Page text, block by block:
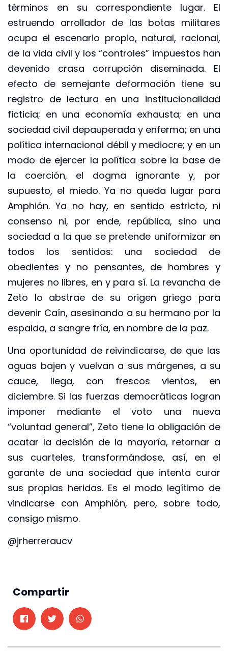
términos en su correspondiente lugar. El
estruendo arrollador de las botas militares
ocupa el escenario propio, natural, racional,
de la vida civil y los “controles” impuestos han
devenido crasa corrupción diseminada. El
efecto de semejante deformación tiene su
registro de lectura en una institucionalidad
ficticia; en una economía exhausta; en una
sociedad civil depauperada y enferma; en una
política internacional débil y mediocre; y en un
modo de ejercer la política sobre la base de
la coerción, el dogma ignorante y, por
supuesto, el miedo. Ya no queda lugar para
Amphión. Ya no hay, en sentido estricto, ni
consenso ni, por ende, república, sino una
sociedad a la que se pretende uniformizar en
todos los sentidos: una sociedad de
obedientes y no pensantes, de hombres y
mujeres no libres, en y para sí. La revancha de
Zeto lo abstrae de su origen griego para
devenir Caín, asesinando a su hermano por la
espalda, a sangre fría, en nombre de la paz.
Una oportunidad de reivindicarse, de que las
aguas bajen y vuelvan a sus márgenes, a su
cauce, llega, con frescos vientos, en
diciembre. Si las fuerzas democráticas logran
imponer mediante el voto una nueva
“voluntad general”, Zeto tiene la obligación de
acatar la decisión de la mayoría, retornar a
sus cuarteles, transformándose, así, en el
garante de una sociedad que intenta curar
sus propias heridas. Es el modo legítimo de
vindicarse con Amphión, pero, sobre todo,
consigo mismo.
@jrherreraucv
Compartir